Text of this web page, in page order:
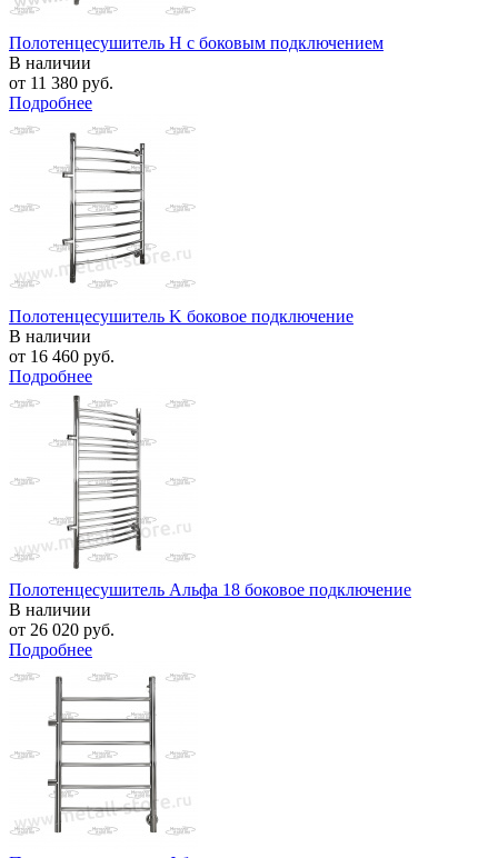
Полотенцесушитель H с боковым подключением
В наличии
от 11 380 руб.
Подробнее
Полотенцесушитель K боковое подключение
В наличии
от 16 460 руб.
Подробнее
Полотенцесушитель Альфа 18 боковое подключение
В наличии
от 26 020 руб.
Подробнее